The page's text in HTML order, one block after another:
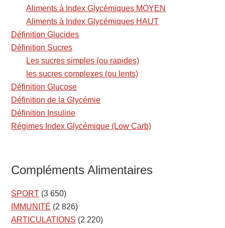
Aliments à Index Glycémiques MOYEN
Aliments à Index Glycémiques HAUT
Définition Glucides
Définition Sucres
Les sucres simples (ou rapides)
les sucres complexes (ou lents)
Définition Glucose
Définition de la Glycémie
Définition Insuline
Régimes Index Glycémique (Low Carb)
Compléments Alimentaires
SPORT (3 650)
IMMUNITÉ (2 826)
ARTICULATIONS (2 220)